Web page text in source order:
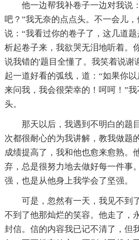
他一边帮我补卷子一边对我说
吧？”我无奈的点点头。不一会儿
说：“我看过你的卷子了，这几道
析起卷子来，我欲哭无泪地听着。
说我错的'题目全懂了。我笑着说谢
起一道好看的弧线，道：“如果你
来问我，我会很荣幸的！呵呵！”
头。
那天以后，我遇到不明白的题
次都很耐心的为我讲解，教我做题
成绩提高了，我和他也愈来愈熟。
弃，总是很努力地去做好每一件事
强，也是从他身上我学会了坚强。
可是，忽然有一天，我见不到
不到了他那灿烂的笑容。他走了，
封信。信的内容我已记不清了，但